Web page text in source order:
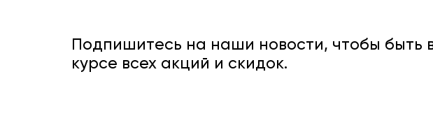
Подпишитесь на наши новости, чтобы быть
курсе всех акций и скидок.